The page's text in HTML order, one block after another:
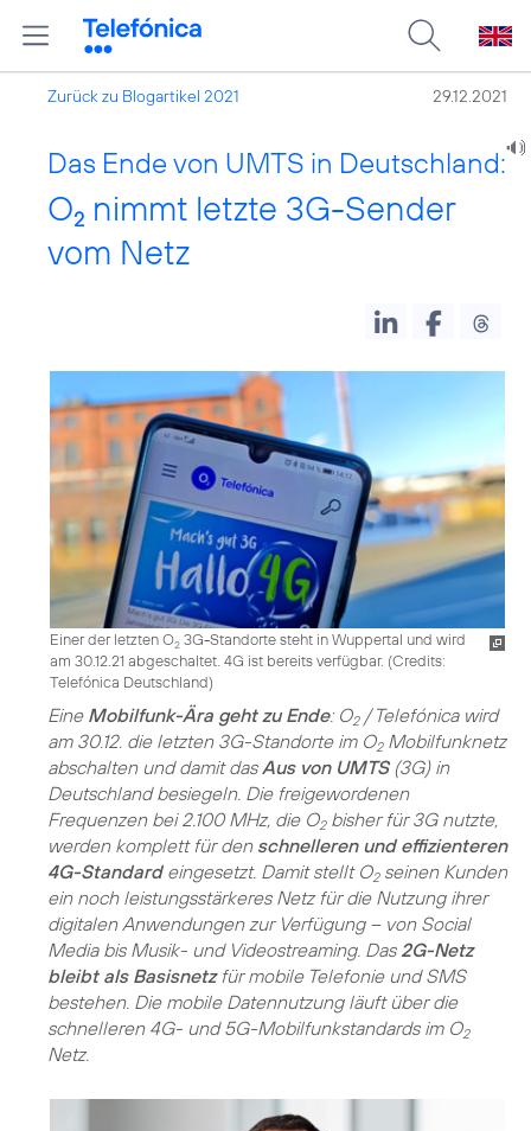
Zurück zu Blogartikel 2021 29.12.2021
Das Ende von UMTS in Deutschland:
O2 nimmt letzte 3G-Sender
vom Netz
Einer der letzten O2 3G-Standorte steht in Wuppertal und wird
am 30.12.21 abgeschaltet. 4G ist bereits verfügbar. (Credits:
Telefónica Deutschland)
Eine Mobilfunk-Ära geht zu Ende: O2/ Telefónica wird
am 30.12. die letzten 3G-Standorte im O2Mobilfunknetz
abschalten und damit dasAus von UMTS(3G) in
Deutschland besiegeln. Die freigewordenen
Frequenzen bei 2.100 MHz, die O2bisher für 3G nutzte,
werden komplett für den schnelleren und effizienteren
4G-Standardeingesetzt. Damit stellt O2seinen Kunden
ein noch leistungsstärkeres Netz für die Nutzung ihrer
digitalen Anwendungen zur Verfügung – von Social
Media bis Musik- und Videostreaming. Das 2G-Netz
bleibt als Basisnetzfür mobile Telefonie und SMS
bestehen. Die mobile Datennutzung läuft über die
schnelleren 4G- und 5G-Mobilfunkstandards im O2
Netz.